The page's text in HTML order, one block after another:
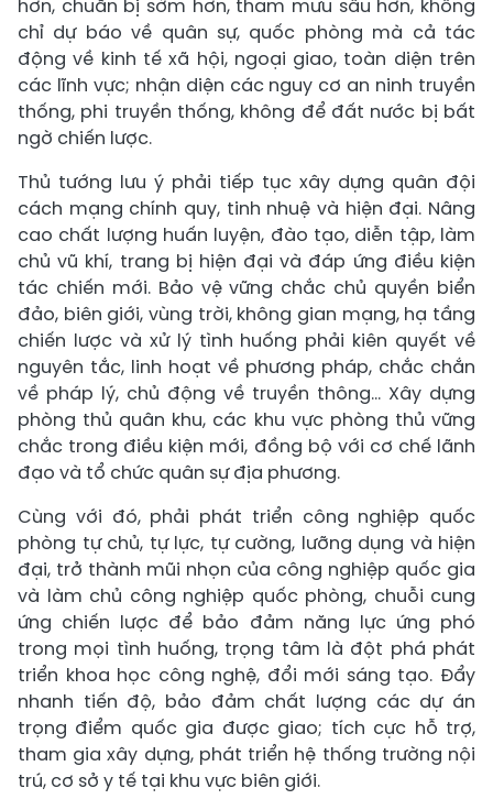
hơn, chuẩn bị sớm hơn, tham mưu sâu hơn, không
chỉ dự báo về quân sự, quốc phòng mà cả tác
động về kinh tế xã hội, ngoại giao, toàn diện trên
các lĩnh vực; nhận diện các nguy cơ an ninh truyền
thống, phi truyền thống, không để đất nước bị bất
ngờ chiến lược.
Thủ tướng lưu ý phải tiếp tục xây dựng quân đội
cách mạng chính quy, tinh nhuệ và hiện đại. Nâng
cao chất lượng huấn luyện, đào tạo, diễn tập, làm
chủ vũ khí, trang bị hiện đại và đáp ứng điều kiện
tác chiến mới. Bảo vệ vững chắc chủ quyền biển
đảo, biên giới, vùng trời, không gian mạng, hạ tầng
chiến lược và xử lý tình huống phải kiên quyết về
nguyên tắc, linh hoạt về phương pháp, chắc chắn
về pháp lý, chủ động về truyền thông... Xây dựng
phòng thủ quân khu, các khu vực phòng thủ vững
chắc trong điều kiện mới, đồng bộ với cơ chế lãnh
đạo và tổ chức quân sự địa phương.
Cùng với đó, phải phát triển công nghiệp quốc
phòng tự chủ, tự lực, tự cường, lưỡng dụng và hiện
đại, trở thành mũi nhọn của công nghiệp quốc gia
và làm chủ công nghiệp quốc phòng, chuỗi cung
ứng chiến lược để bảo đảm năng lực ứng phó
trong mọi tình huống, trọng tâm là đột phá phát
triển khoa học công nghệ, đổi mới sáng tạo. Đẩy
nhanh tiến độ, bảo đảm chất lượng các dự án
trọng điểm quốc gia được giao; tích cực hỗ trợ,
tham gia xây dựng, phát triển hệ thống trường nội
trú, cơ sở y tế tại khu vực biên giới.